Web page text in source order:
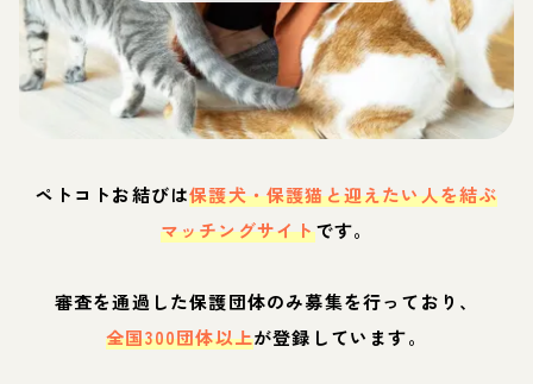
ペトコトお結びは保護犬・保護猫と迎えたい人を結ぶ
マッチングサイトです。
審査を通過した保護団体のみ募集を行っており、
全国300団体以上が登録しています。